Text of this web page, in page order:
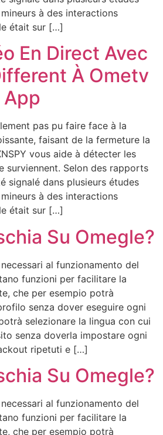
à des interactions
était sur […]
En Direct Avec
À Ometv
App
pas pu faire face à la
faisant de la fermeture la
vous aide à détecter les
surviennent. Selon des rapports
signalé dans plusieurs études
à des interactions
était sur […]
Su Omegle?
al funzionamento del
funzioni per facilitare la
che per esempio potrà
senza dover eseguire ogni
selezionare la lingua con cui
senza doverla impostare ogni
ripetuti e […]
Su Omegle?
al funzionamento del
funzioni per facilitare la
che per esempio potrà